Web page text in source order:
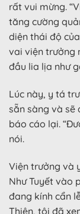
rất vui mừng.
tăng cường
diện thái độ
vai viện trưởng
đầu lia lịa như
Lúc này, y tá
sẵn sàng và sẽ
báo cáo lại.
nói.
Viện trưởng và
Như Tuyết vào
đang kính cẩn
Thiên, tôi đã